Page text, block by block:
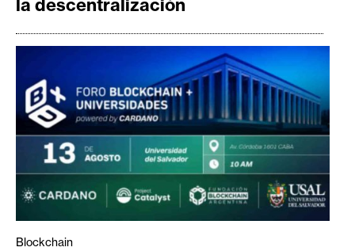
la descentralización
Blockchain